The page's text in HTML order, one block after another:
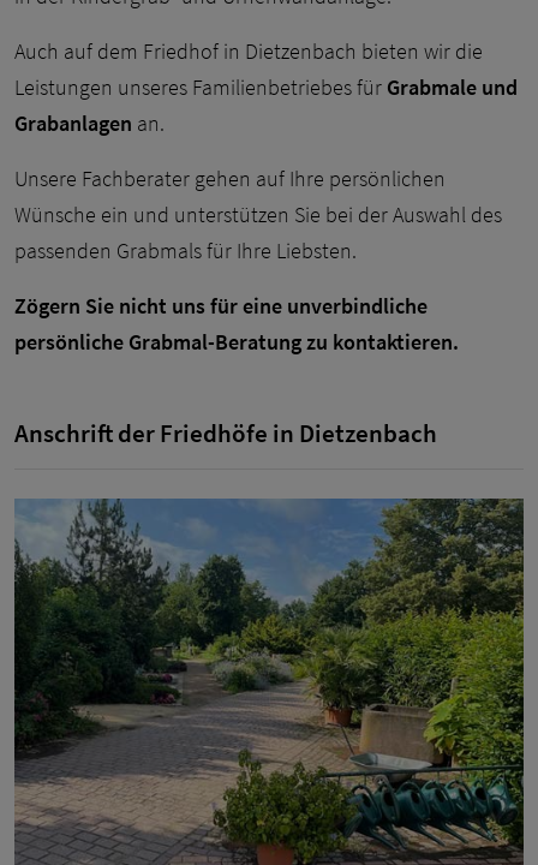
Auch auf dem Friedhof in Dietzenbach bieten wir die
Leistungen unseres Familienbetriebes für Grabmale und
Grabanlagen an.
Unsere Fachberater gehen auf Ihre persönlichen
Wünsche ein und unterstützen Sie bei der Auswahl des
passenden Grabmals für Ihre Liebsten.
Zögern Sie nicht uns für eine unverbindliche
persönliche Grabmal-Beratung zu kontaktieren.
Anschrift der Friedhöfe in Dietzenbach